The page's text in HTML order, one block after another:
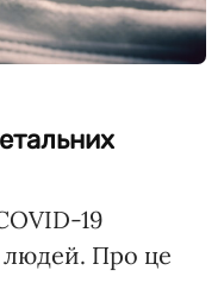
19
людей. Про це